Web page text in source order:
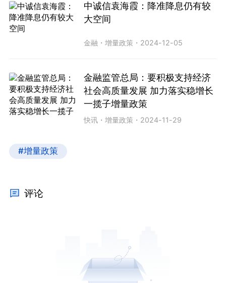
中诚信袁海霞：降准降息仍有较
大空间
金融 ・增量政策 ・ 2024-12-05
金融监管总局：要积极支持经济
社会高质量发展 加力落实稳增长
一揽子增量政策
快讯 ・增量政策 ・ 2024-11-29
#增量政策
评论